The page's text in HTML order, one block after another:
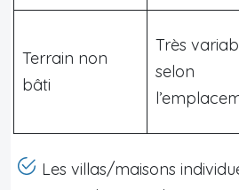
Terrain non
bâti
Très
selon
Les villas/maisons